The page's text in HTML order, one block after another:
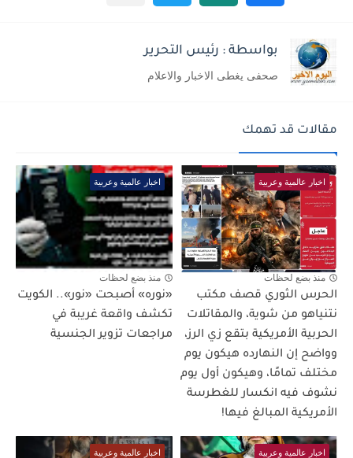
بواسطة : رئيس التحرير
صحفى يغطى الاخبار والاعلام
مقالات قد تهمك
اخبار عالمية وعربية
منذ بضع لحظات
الحرس الثوري قصف مكتب
نتنياهو من شوية، والمقاتلات
الحربية الأمريكية بتقع زي الرز،
وواضح إن النهارده هيكون يوم
مختلف تمامًا، وهيكون أول يوم
نشوف فيه انكسار للغطرسة
الأمريكية المبالغ فيها!
اخبار عالمية وعربية
منذ بضع لحظات
«نوره» أصبحت «نور».. الكويت
تكشف واقعة غريبة في
مراجعات تزوير الجنسية
اخبار عالمية وعربية اخبار عالمية وعربية